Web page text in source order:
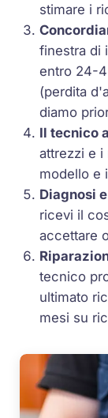
stimare i
finestra di
entro 24-
(perdita
diamo
Il tecnico
attrezzi e i
modello e
Diagnosi
ricevi il
accettare
tecnico
ultimato
mesi su